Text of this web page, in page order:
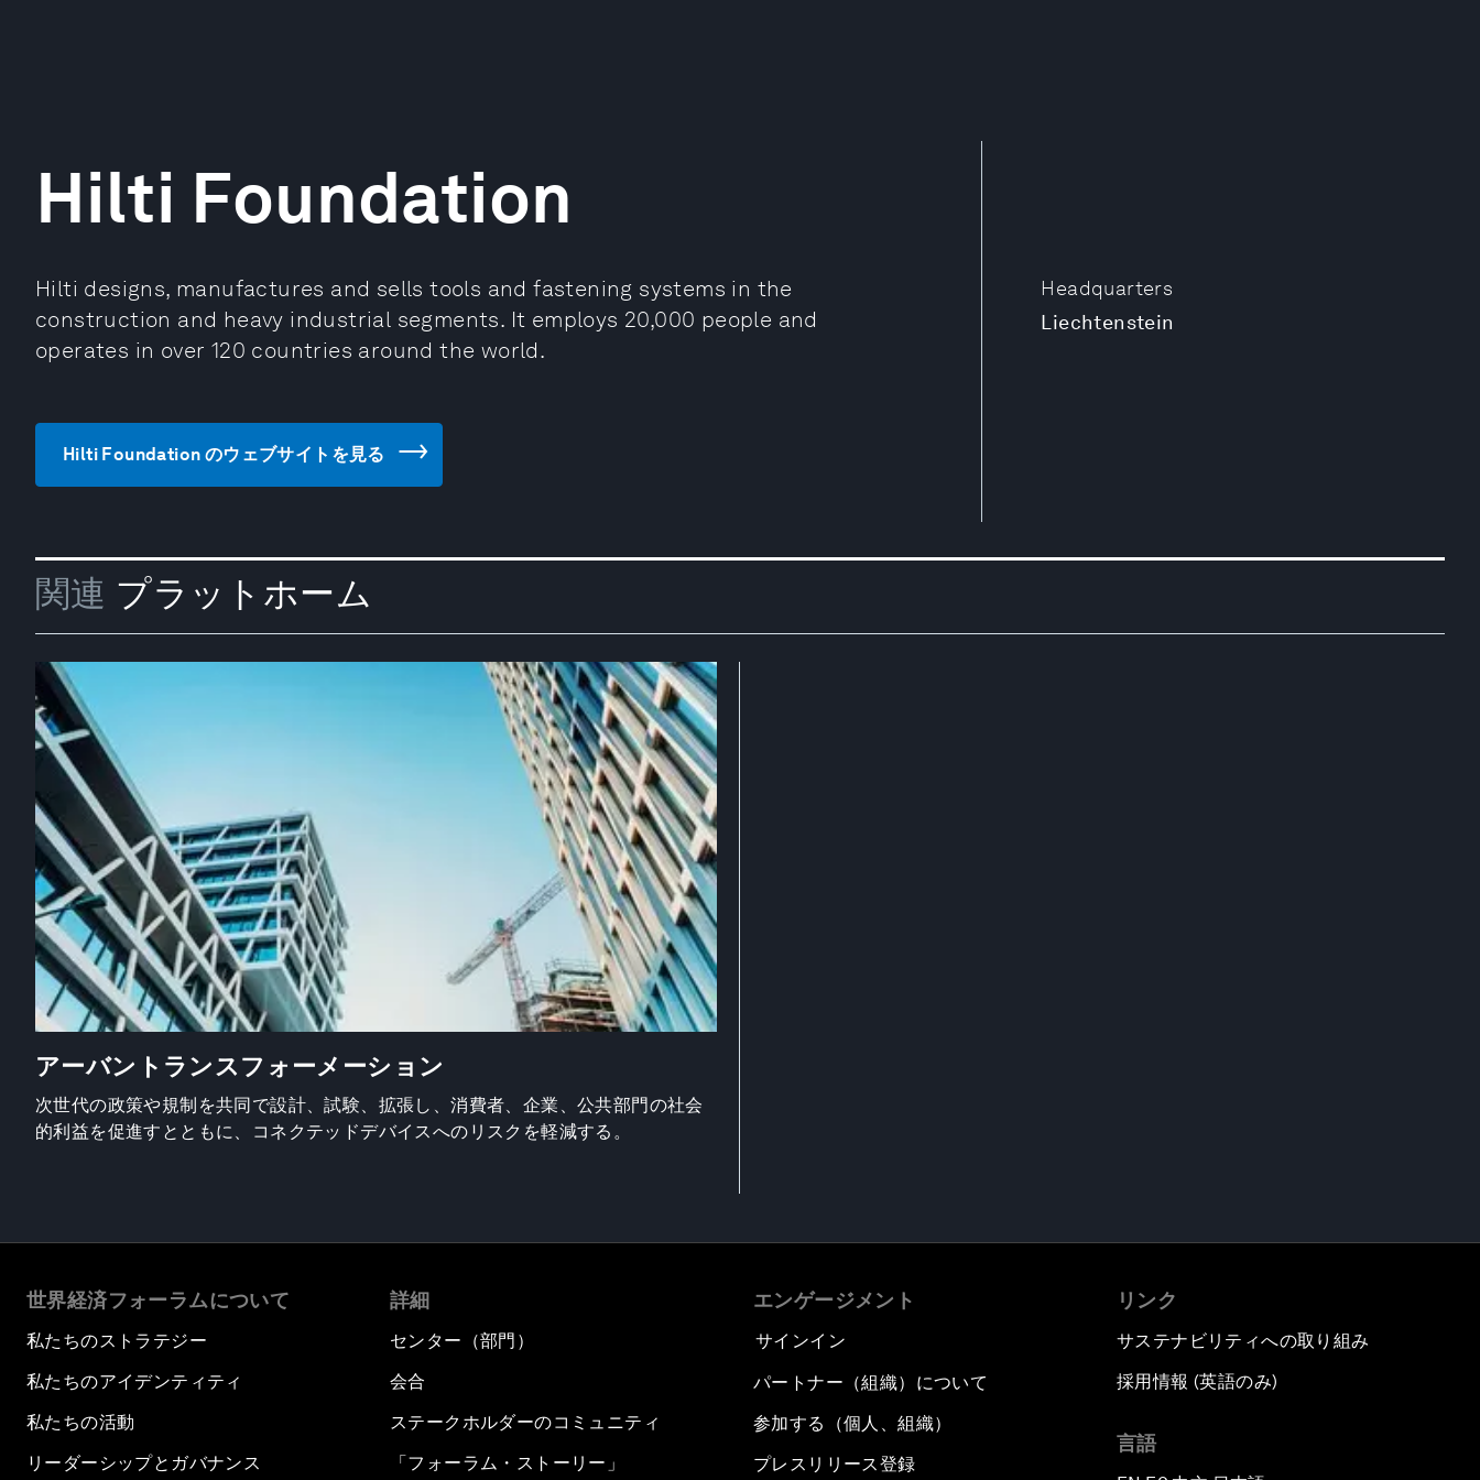
Headquarters
Liechtenstein
Hilti Foundation
Hilti designs, manufactures and sells tools and fastening systems in the
construction and heavy industrial segments. It employs 20,000 people and
operates in over 120 countries around the world.
Hilti Foundation のウェブサイトを見る
関連 プラットホーム
アーバントランスフォーメーション
次世代の政策や規制を共同で設計、試験、拡張し、消費者、企業、公共部門の社会
的利益を促進すとともに、コネクテッドデバイスへのリスクを軽減する。
世界経済フォーラムについて
私たちのストラテジー
私たちのアイデンティティ
私たちの活動
リーダーシップとガバナンス
詳細
センター（部門）
会合
ステークホルダーのコミュニティ
「フォーラム・ストーリー」
エンゲージメント
サインイン
パートナー（組織）について
参加する（個人、組織）
プレスリリース登録
リンク
サステナビリティへの取り組み
採用情報 (英語のみ)
言語